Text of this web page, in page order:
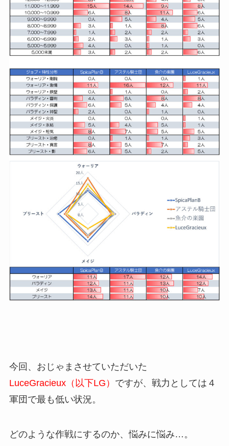
今回、おじゃまさせていただいた
LuceGracieux（以下LG） ですが、戦力としては４
軍団で最も低い状況。
どのような作戦にするのか、悩みに悩み…。